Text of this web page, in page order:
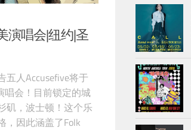
演唱会|纽约|圣
五人Accusefive将于
唱会！目前锁定的城
矶，波士顿！这个乐
，因此涵盖了Folk